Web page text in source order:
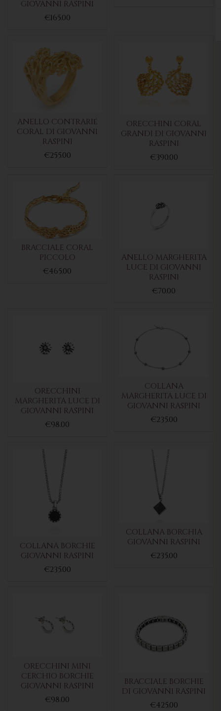
GIOVANNI RASPINI
€165.00
ANELLO CONTRARIé
CORAL DI GIOVANNI
RASPINI
€255.00
ORECCHINI CORAL
GRANDI DI GIOVANNI
RASPINI
€390.00
BRACCIALE CORAL
PICCOLO
€465.00
ANELLO MARGHERITA
LUCE DI GIOVANNI
RASPINI
€70.00
ORECCHINI
MARGHERITA LUCE DI
GIOVANNI RASPINI
€98.00
COLLANA
MARGHERITA LUCE DI
GIOVANNI RASPINI
€235.00
COLLANA BORCHIE
GIOVANNI RASPINI
€235.00
COLLANA BORCHIA
GIOVANNI RASPINI
€235.00
ORECCHINI MINI
CERCHIO BORCHIE
GIOVANNI RASPINI
€98.00
BRACCIALE BORCHIE
DI GIOVANNI RASPINI
€425.00